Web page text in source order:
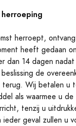
herroept,
heeft gedaan
dan 14 dagen
de
terug. Wij betalen u
als waarmee u de
tenzij u
geval zullen u